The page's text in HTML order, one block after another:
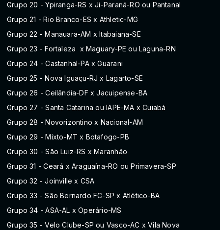
Grupo 20 - Ypiranga-RS x Ji-Paraná-RO ou Pantanal
Grupo 21 - Rio Branco-ES x Athletic-MG
Grupo 22 - Manauara-AM x Itabaiana-SE
Grupo 23 - Fortaleza x Maguary-PE ou Laguna-RN
Grupo 24 - Castanhal-PA x Guarani
Grupo 25 - Nova Iguaçu-RJ x Lagarto-SE
Grupo 26 - Ceilândia-DF x Jacuipense-BA
Grupo 27 - Santa Catarina ou IAPE-MA x Cuiabá
Grupo 28 - Novorizontino x Nacional-AM
Grupo 29 - Mixto-MT x Botafogo-PB
Grupo 30 - São Luiz-RS x Maranhão
Grupo 31 - Ceará x Araguaína-RO ou Primavera-SP
Grupo 32 - Joinville x CSA
Grupo 33 - São Bernardo FC-SP x Atlético-BA
Grupo 34 - ASA-AL x Operário-MS
Grupo 35 - Velo Clube-SP ou Vasco-AC x Vila Nova